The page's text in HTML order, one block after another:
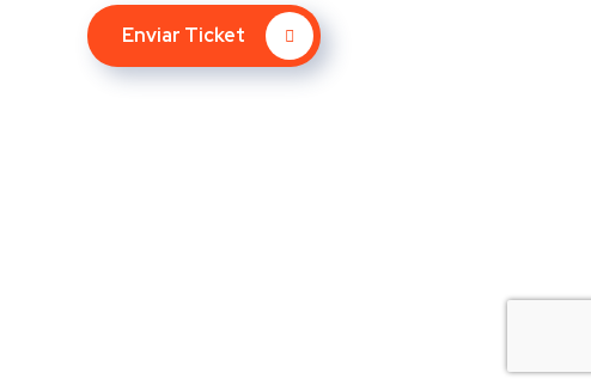
Enviar Ticket